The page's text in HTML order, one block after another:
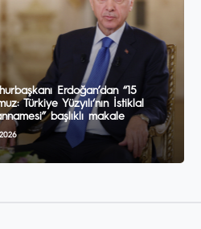
Erdoğan’dan “15
Türkiye Yüzyılı‘nın İstiklal
başlıklı makale